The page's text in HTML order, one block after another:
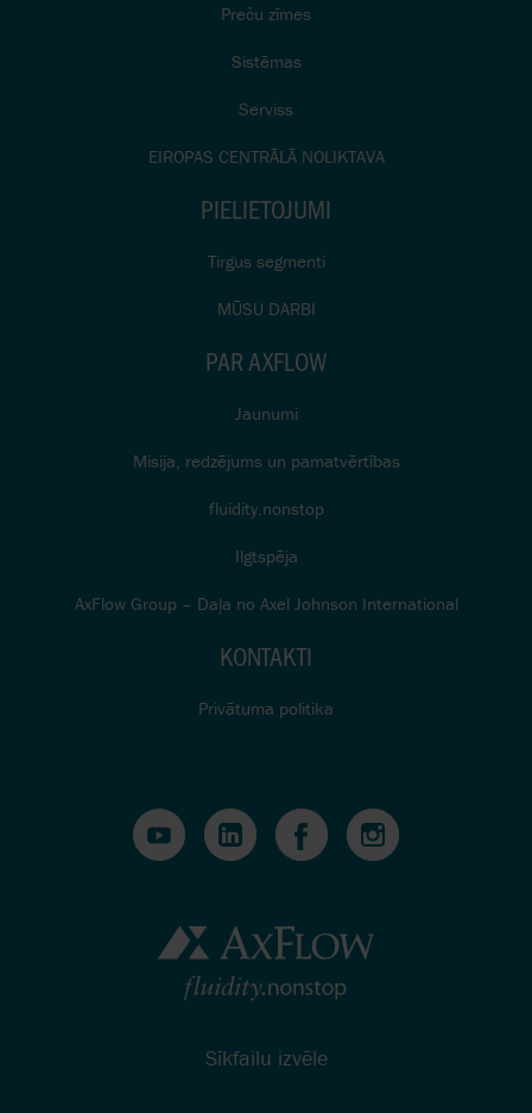
Preču zīmes
Sistēmas
Serviss
EIROPAS CENTRĀLĀ NOLIKTAVA
PIELIETOJUMI
Tirgus segmenti
MŪSU DARBI
PAR AXFLOW
Jaunumi
Misija, redzējums un pamatvērtības
fluidity.nonstop
Ilgtspēja
AxFlow Group – Daļa no Axel Johnson International
KONTAKTI
Privātuma politika
Sīkfailu izvēle